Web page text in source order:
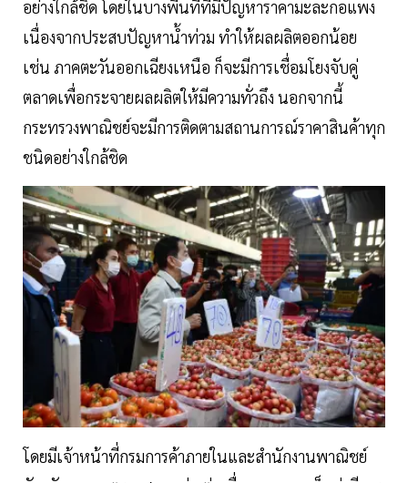
อย่างใกล้ชิด โดยในบางพื้นที่ที่มีปัญหาราคามะละกอแพง
เนื่องจากประสบปัญหาน้ำท่วม ทำให้ผลผลิตออกน้อย
เช่น ภาคตะวันออกเฉียงเหนือ ก็จะมีการเชื่อมโยงจับคู่
ตลาดเพื่อกระจายผลผลิตให้มีความทั่วถึง นอกจากนี้
กระทรวงพาณิชย์จะมีการติดตามสถานการณ์ราคาสินค้าทุก
ชนิดอย่างใกล้ชิด
โดยมีเจ้าหน้าที่กรมการค้าภายในและสำนักงานพาณิชย์